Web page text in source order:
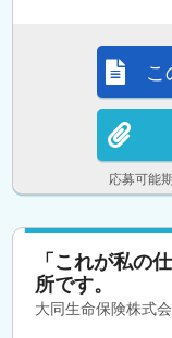
応募可能
こ
「これが私の
所です。
大同生命保険株式